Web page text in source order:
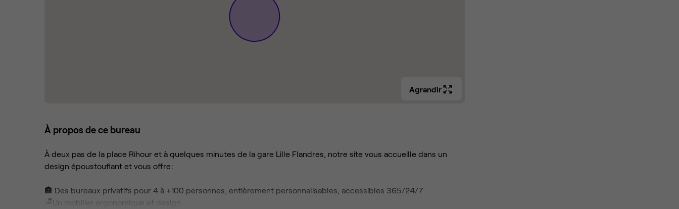
Agrandir
À propos de ce bureau
À deux pas de la place Rihour et à quelques minutes de la gare Lille Flandres, notre site vous accueille dans un
design époustouflant et vous offre :
🏣 Des bureaux privatifs pour 4 à +100 personnes, entièrement personnalisables, accessibles 365/24/7
🪑Un mobilier ergonomique et design